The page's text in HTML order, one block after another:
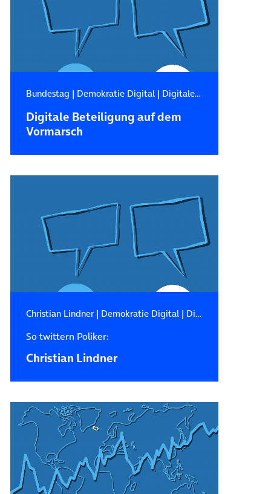
Bundestag | Demokratie Digital| Digitale Beteiligung
Digitale Beteiligung auf dem
Vormarsch
Christian Lindner| Demokratie Digital| Digital Public Affairs
So twittern Poliker:
Christian Lindner